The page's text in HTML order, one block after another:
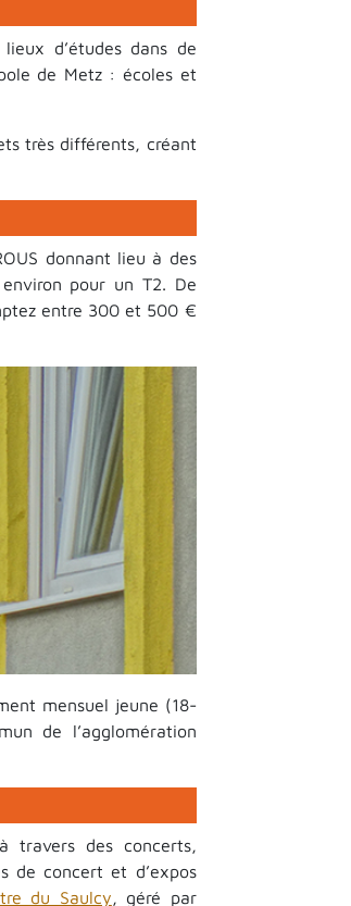
d’études dans de
de Metz : écoles et
très différents, créant
donnant lieu à des
pour un T2. De
entre 300 et 500 €
mensuel jeune (18-
de l’agglomération
travers des concerts,
de concert et d’expos
du Saulcy , géré par